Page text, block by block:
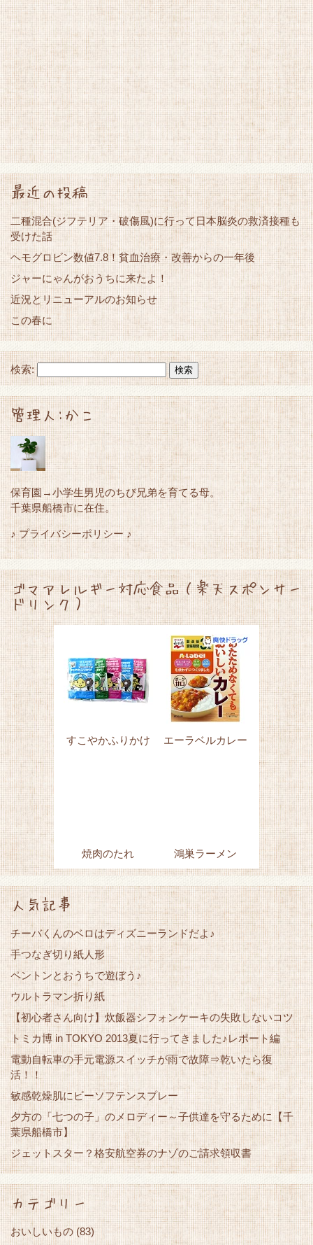
最近の投稿
二種混合(ジフテリア・破傷風)に行って日本脳炎の救済接種も
受けた話
ヘモグロビン数値7.8！貧血治療・改善からの一年後
ジャーにゃんがおうちに来たよ！
近況とリニューアルのお知らせ
この春に
検索:
管理人:かこ
保育園→小学生男児のちび兄弟を育てる母。
千葉県船橋市に在住。
♪ プライバシーポリシー ♪
ゴマアレルギー対応食品（楽天スポンサー
ドリンク）
すこやかふりかけ エーラベルカレー
焼肉のたれ 鴻巣ラーメン
人気記事
チーバくんのベロはディズニーランドだよ♪
手つなぎ切り紙人形
ペントンとおうちで遊ぼう♪
ウルトラマン折り紙
【初心者さん向け】炊飯器シフォンケーキの失敗しないコツ
トミカ博 in TOKYO 2013夏に行ってきました♪レポート編
電動自転車の手元電源スイッチが雨で故障⇒乾いたら復
活！！
敏感乾燥肌にビーソフテンスプレー
夕方の「七つの子」のメロディー～子供達を守るために【千
葉県船橋市】
ジェットスター？格安航空券のナゾのご請求領収書
カテゴリー
おいしいもの (83)